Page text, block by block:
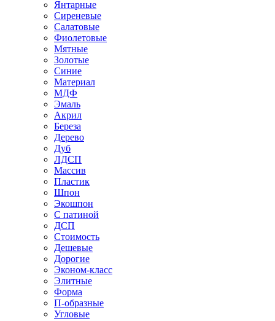
Янтарные
Сиреневые
Салатовые
Фиолетовые
Мятные
Золотые
Синие
Материал
МДФ
Эмаль
Акрил
Береза
Дерево
Дуб
ЛДСП
Массив
Пластик
Шпон
Экошпон
С патиной
ДСП
Стоимость
Дешевые
Дорогие
Эконом-класс
Элитные
Форма
П-образные
Угловые